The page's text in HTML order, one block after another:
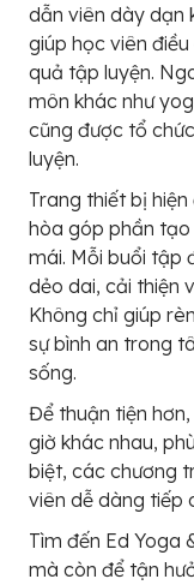
dẫn viên dày dạn
giúp học viên
quả tập luyện.
môn khác như
cũng được tổ
luyện.
Trang thiết bị
hòa góp phần
mái. Mỗi buổi tập
dẻo dai, cải thiện
Không chỉ giúp
sự bình an trong
sống.
Để thuận tiện
giờ khác nhau,
biệt, các chương
viên dễ dàng tiếp
Tìm đến Ed Yoga
mà còn để tận